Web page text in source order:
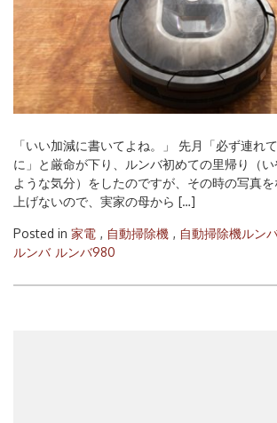
「いい加減に書いてよね。」 先月「必ず連れ
に」と厳命が下り、ルンバ初めての里帰り（
ような気分）をしたのですが、その時の写真
上げないので、実家の母から […]
Posted in 家電 , 自動掃除機 , 自動掃除機ルン
ルンバ ルンバ980